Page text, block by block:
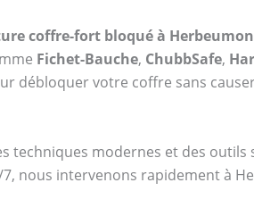
coffre-fort bloqué à
Fichet-Bauche, ChubbSafe,
débloquer votre coffre sans
techniques modernes et des outils
nous intervenons rapidement à